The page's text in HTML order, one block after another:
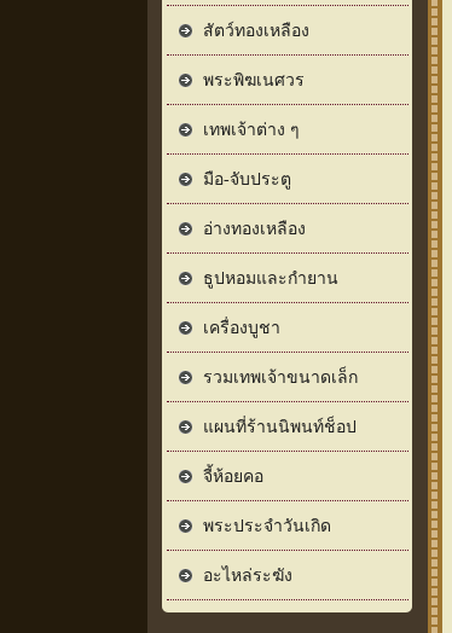
สัตว์ทองเหลือง
พระพิฆเนศวร
เทพเจ้าต่าง ๆ
มือ-จับประตู
อ่างทองเหลือง
ธูปหอมและกำยาน
เครื่องบูชา
รวมเทพเจ้าขนาดเล็ก
แผนที่ร้านนิพนท์ช็อป
จี้ห้อยคอ
พระประจำวันเกิด
อะไหล่ระฆัง